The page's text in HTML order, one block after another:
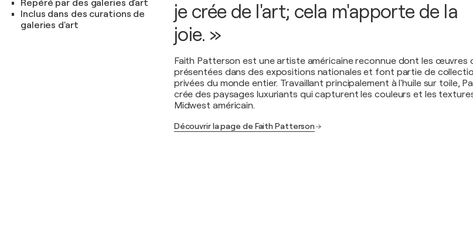
Repéré par des galeries d'art
Inclus dans des curations de
galeries d'art
je crée de l'art; cela m'apporte de la
joie. »
Faith Patterson est une artiste américaine reconnue dont les œuvres
présentées dans des expositions nationales et font partie de
privées du monde entier. Travaillant principalement à l'huile sur toile,
crée des paysages luxuriants qui capturent les couleurs et les
Midwest américain.
Découvrir la page de Faith Patterson